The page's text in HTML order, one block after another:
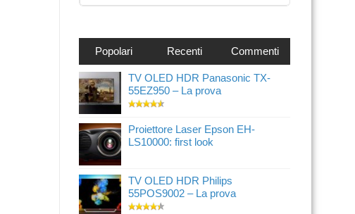
Popolari Recenti Commenti
TV OLED HDR Panasonic TX-
55EZ950 – La prova
Proiettore Laser Epson EH-
LS10000: first look
TV OLED HDR Philips
55POS9002 – La prova